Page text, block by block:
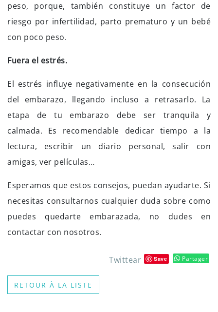
peso, porque, también constituye un factor de
riesgo por infertilidad, parto prematuro y un bebé
con poco peso.
Fuera el estrés.
El estrés influye negativamente en la consecución
del embarazo, llegando incluso a retrasarlo. La
etapa de tu embarazo debe ser tranquila y
calmada. Es recomendable dedicar tiempo a la
lectura, escribir un diario personal, salir con
amigas, ver películas…
Esperamos que estos consejos, puedan ayudarte. Si
necesitas consultarnos cualquier duda sobre como
puedes quedarte embarazada, no dudes en
contactar con nosotros.
Twittear Save Partager
RETOUR À LA LISTE